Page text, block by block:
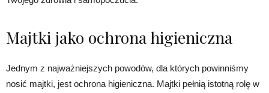
Majtki jako ochrona higieniczna
Jednym z najważniejszych powodów, dla których powinniśmy
nosić majtki, jest ochrona higieniczna. Majtki pełnią istotną rolę w